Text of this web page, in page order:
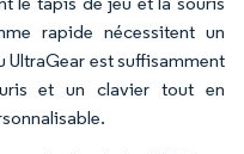
rapide nécessitent un
est suffisamment
et un clavier tout en